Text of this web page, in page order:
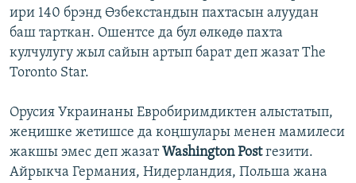
ири 140 брэнд Өзбекстандын пахтасын алуудан
баш тарткан. Ошентсе да бул өлкөдө пахта
кулчулугу жыл сайын артып барат деп жазат The
Toronto Star.
Орусия Украинаны Евробиримдиктен алыстатып,
жеңишке жетишсе да коңшулары менен мамилеси
жакшы эмес деп жазат Washington Postгезити.
Айрыкча Германия, Нидерландия, Польша жана